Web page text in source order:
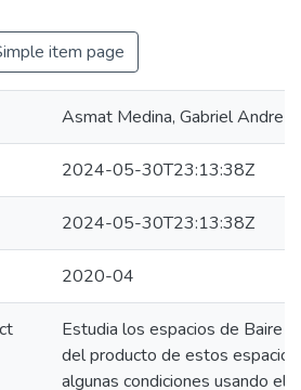
item page
Asmat Medina, Gabriel Andre
2024-05-30T23:13:38Z
2024-05-30T23:13:38Z
2020-04
Estudia los espacios de Baire
del producto de estos
algunas condiciones usando el